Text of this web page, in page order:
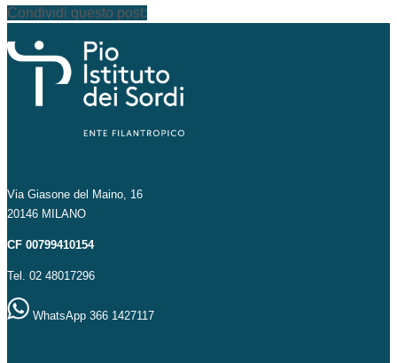
Condividi questo post:
Via Giasone del Maino, 16
20146 MILANO
CF 00799410154
Tel. 02 48017296
WhatsApp 366 1427117